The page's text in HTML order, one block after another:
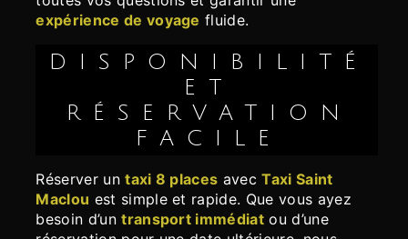
expérience de voyage fluide.
DISPONIBILITÉ
ET
RÉSERVATION
FACILE
Réserver untaxi 8 places avecTaxi Saint
Maclou est simple et rapide. Que vous ayez
besoin d’untransport immédiat ou d’une